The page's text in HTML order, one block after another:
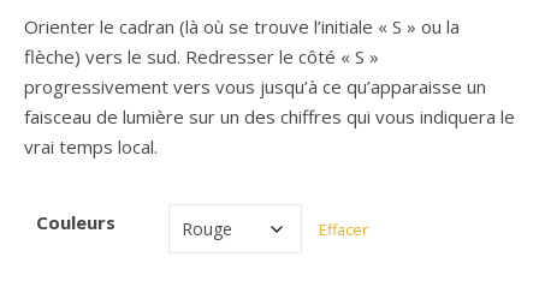
Orienter le cadran (là où se trouve l’initiale « S » ou la
flèche) vers le sud. Redresser le côté « S »
progressivement vers vous jusqu’à ce qu’apparaisse un
faisceau de lumière sur un des chiffres qui vous indiquera le
vrai temps local.
Couleurs Effacer